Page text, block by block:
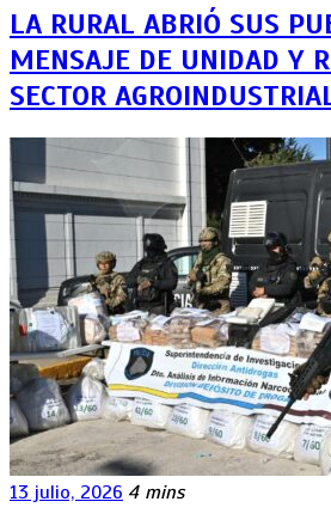
LA RURAL ABRIÓ SUS
MENSAJE DE UNIDAD Y
SECTOR
13 julio, 2026 4 mins